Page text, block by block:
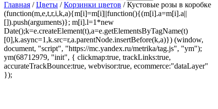
Главная /Цветы /Корзинки цветов / Кустовые розы в коробке
(function(m,e,t,r,i,k,a){m[i]=m[i]||function(){(m[i].a=m[i].a||
[]).push(arguments)}; m[i].l=1*new
Date();k=e.createElement(t),a=e.getElementsByTagName(t)
[0],k.async=1,k.src=r,a.parentNode.insertBefore(k,a)}) (window,
document, "script", "https://mc.yandex.ru/metrika/tag.js", "ym");
ym(68712979, "init", { clickmap:true, trackLinks:true,
accurateTrackBounce:true, webvisor:true, ecommerce:"dataLayer"
});